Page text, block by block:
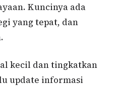
Kuncinya ada
yang tepat, dan
kecil dan tingkatkan
update informasi